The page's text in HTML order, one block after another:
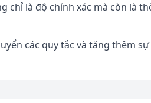
là độ chính xác mà còn là
các quy tắc và tăng thêm